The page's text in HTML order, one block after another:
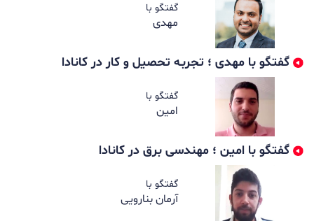
گفتگو با
مهدی
گفتگو با مهدی ؛ تجربـه تحصیل و کار در کانادا
گفتگو با
امین
گفتگو با امین ؛ مهندسی برق در کانادا
گفتگو با
آرمان بنارویی